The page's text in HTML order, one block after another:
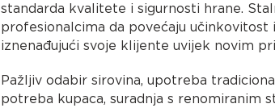
standarda kvalitete i sigurnosti hrane.
profesionalcima da povećaju učinkovitost
iznenađujući svoje klijente uvijek novim
Pažljiv odabir sirovina, upotreba
potreba kupaca, suradnja s renomiranim